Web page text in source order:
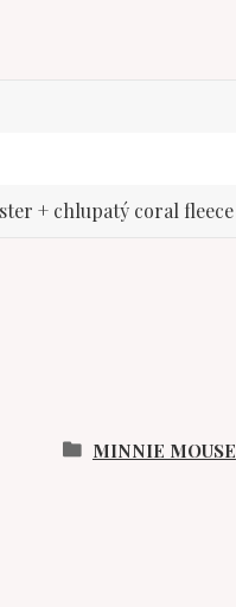
+ chlupatý coral fleece
MINNIE MOUSE